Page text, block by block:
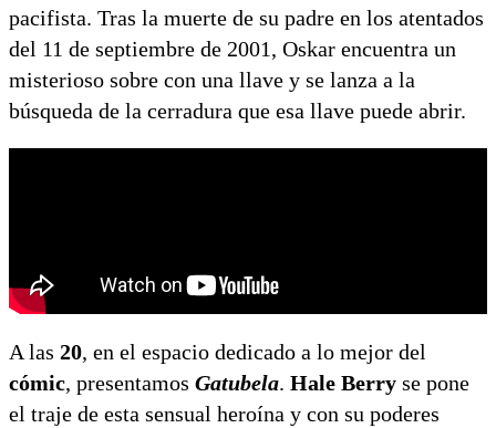
pacifista. Tras la muerte de su padre en los atentados
del 11 de septiembre de 2001, Oskar encuentra un
misterioso sobre con una llave y se lanza a la
búsqueda de la cerradura que esa llave puede abrir.
A las 20, en el espacio dedicado a lo mejor del
cómic, presentamos Gatubela. Hale Berry se pone
el traje de esta sensual heroína y con su poderes